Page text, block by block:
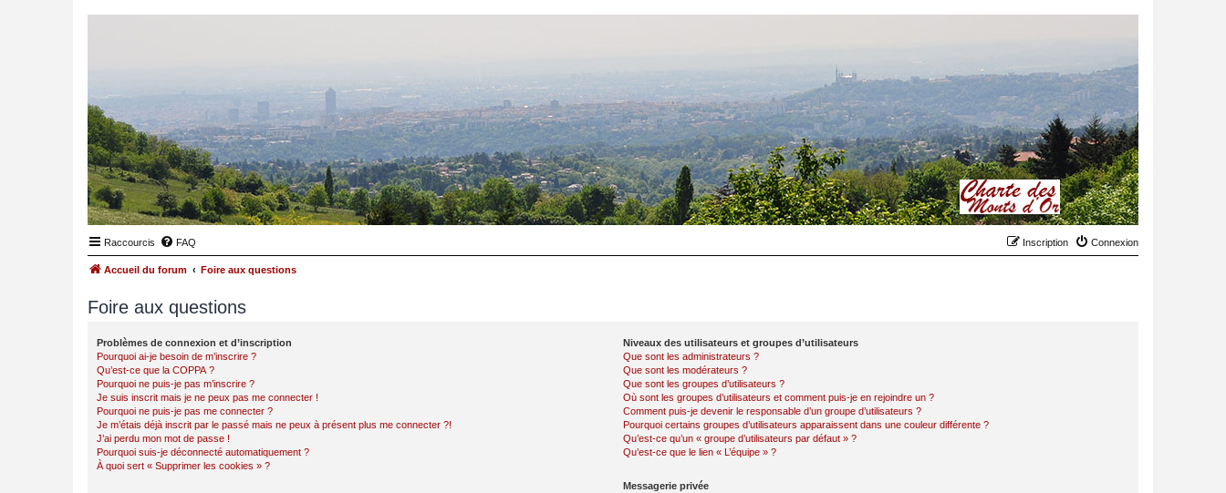
Raccourcis FAQ Connexion
Inscription
Accueil du forum Foire aux questions
Foire aux questions
Problèmes de connexion et d’inscription
Pourquoi ai-je besoin de m’inscrire ?
Qu’est-ce que la COPPA ?
Pourquoi ne puis-je pas m’inscrire ?
Je suis inscrit mais je ne peux pas me connecter !
Pourquoi ne puis-je pas me connecter ?
Je m’étais déjà inscrit par le passé mais ne peux à présent plus me connecter ?!
J’ai perdu mon mot de passe !
Pourquoi suis-je déconnecté automatiquement ?
À quoi sert « Supprimer les cookies » ?
Niveaux des utilisateurs et groupes d’utilisateurs
Que sont les administrateurs ?
Que sont les modérateurs ?
Que sont les groupes d’utilisateurs ?
Où sont les groupes d’utilisateurs et comment puis-je en rejoindre un ?
Comment puis-je devenir le responsable d’un groupe d’utilisateurs ?
Pourquoi certains groupes d’utilisateurs apparaissent dans une couleur différente ?
Qu’est-ce qu’un « groupe d’utilisateurs par défaut » ?
Qu’est-ce que le lien « L’équipe » ?
Messagerie privée